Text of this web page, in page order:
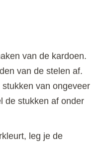
van de kardoen.
van de stelen af.
van ongeveer
de stukken af onder
leg je de